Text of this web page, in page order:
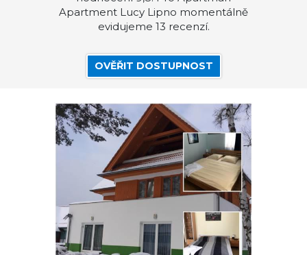
Apartment Lucy Lipno momentálně
evidujeme 13 recenzí.
OVĚŘIT DOSTUPNOST